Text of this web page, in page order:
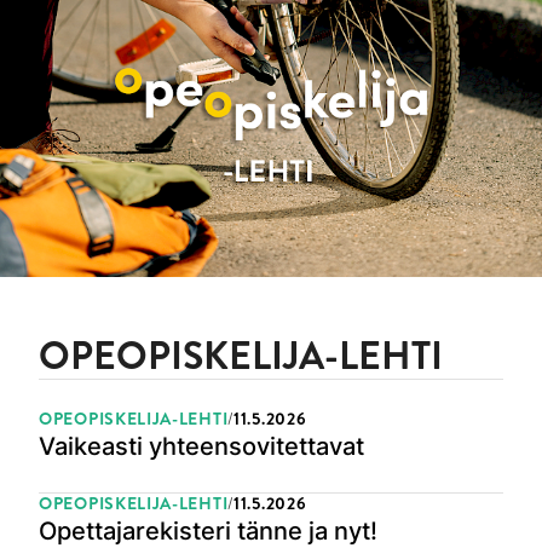
OPEOPISKELIJA-LEHTI
Vaikeasti yhteensovitettavat
OPEOPISKELIJA-LEHTI
JULKAISTU: 11.5.2026
Opettajarekisteri tänne ja nyt!
OPEOPISKELIJA-LEHTI
JULKAISTU: 11.5.2026